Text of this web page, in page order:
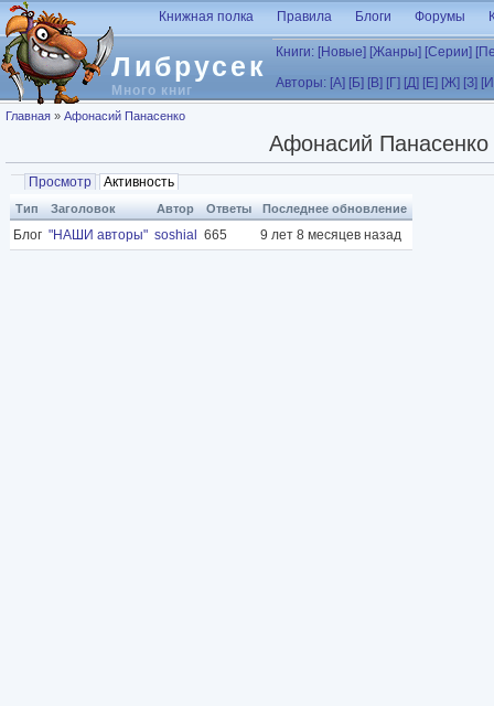
Перейти к основному содержанию
Либрусек
Много книг
Книжная полка Правила Блоги Форумы
Книги: [Новые] [Жанры] [Серии]
Авторы: [А] [Б] [В] [Г] [Д] [Е] [Ж] [З]
Вы здесь
Главная » Афонасий Панасенко
Афонасий Панасенко
Главные вкладки
Просмотр Активность
Тип Заголовок Автор Ответы Последнее обновление
Блог "НАШИ авторы" soshial 665 9 лет 8 месяцев назад